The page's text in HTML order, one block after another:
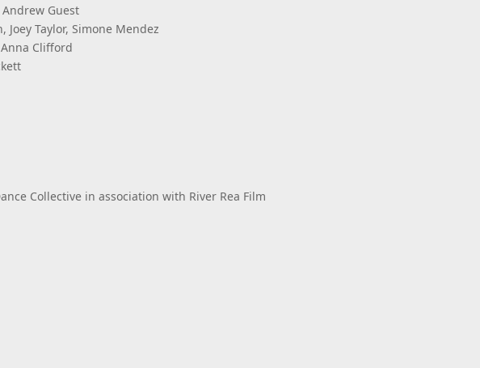
Guest
Joey Taylor, Simone Mendez
Clifford
Collective in association with River Rea Film